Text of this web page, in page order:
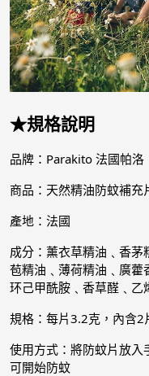
★規格說明
品牌：Parakito 法國帕洛
商品：天然精油防蚊補充
產地：法國
成分：薰衣草精油﹑香
苞精油﹑薄荷精油﹑廣
环己甲酰胺﹑香草醛﹑
規格：每片3.2克，內含2
使用方式：將防蚊片放
可開始防蚊